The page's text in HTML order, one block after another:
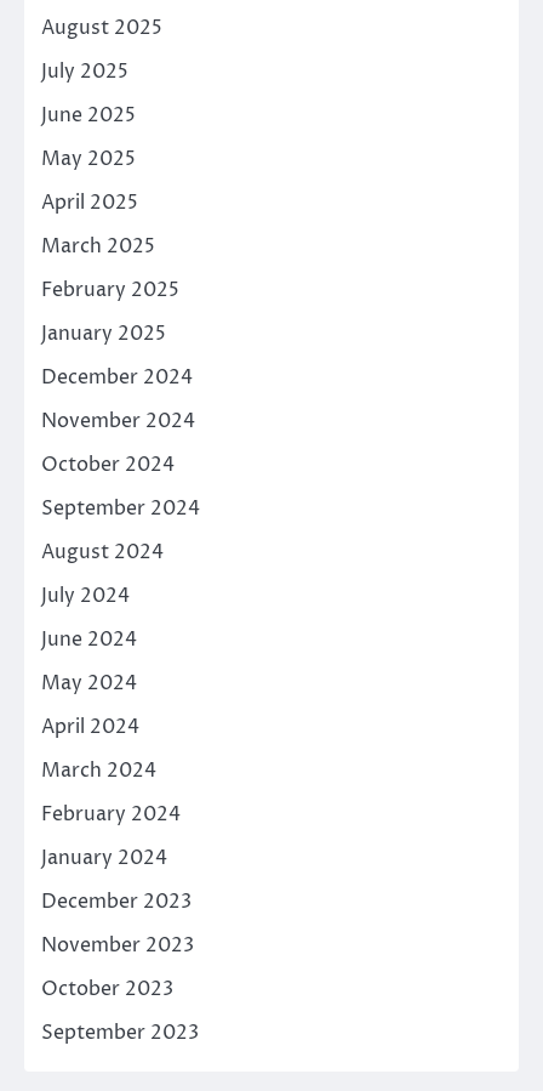
August 2025
July 2025
June 2025
May 2025
April 2025
March 2025
February 2025
January 2025
December 2024
November 2024
October 2024
September 2024
August 2024
July 2024
June 2024
May 2024
April 2024
March 2024
February 2024
January 2024
December 2023
November 2023
October 2023
September 2023